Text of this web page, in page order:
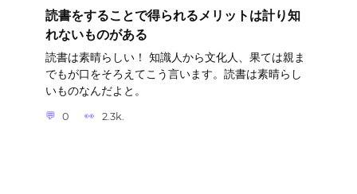
読書をすることで得られるメリットは計り知
れないものがある
読書は素晴らしい！ 知識人から文化人、果ては親ま
でもが口をそろえてこう言います。読書は素晴らし
いものなんだよと。
0 2.3k.